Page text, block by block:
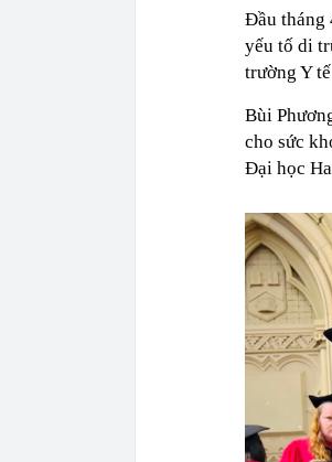
Đầu tháng
yếu tố di
trường Y
Bùi
cho sức
Đại học